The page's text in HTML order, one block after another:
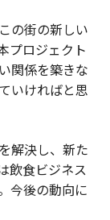
の街の新しい
プロジェクト
関係を築きな
いければと思
解決し、新た
飲食ビジネス
今後の動向に